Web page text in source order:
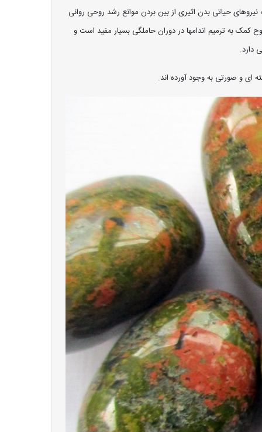
حیاتی بدن اثیری از بین بردن موانع رشد روحی روانی
به ترمیم اندامها در دوران حاملگی بسیار مفید است و
دارد.
ای و صورتی به وجود آورده اند.